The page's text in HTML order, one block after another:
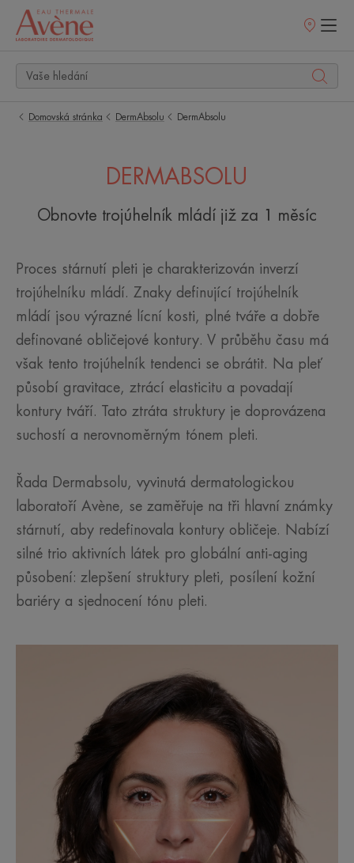
Prodejní
Domovská stránka DermAbsolu DermAbsolu
DERMABSOLU
Obnovte trojúhelník mládí již za 1 měsíc
Proces stárnutí pleti je charakterizován inverzí
trojúhelníku mládí. Znaky definující trojúhelník
mládí jsou výrazné lícní kosti, plné tváře a dobře
definované obličejové kontury. V průběhu času má
však tento trojúhelník tendenci se obrátit. Na pleť
působí gravitace, ztrácí elasticitu a povadají
kontury tváří. Tato ztráta struktury je doprovázena
suchostí a nerovnoměrným tónem pleti.
Řada Dermabsolu, vyvinutá dermatologickou
laboratoří Avène, se zaměřuje na tři hlavní známky
stárnutí, aby redefinovala kontury obličeje. Nabízí
silné trio aktivních látek pro globální anti-aging
působení: zlepšení struktury pleti, posílení kožní
bariéry a sjednocení tónu pleti.